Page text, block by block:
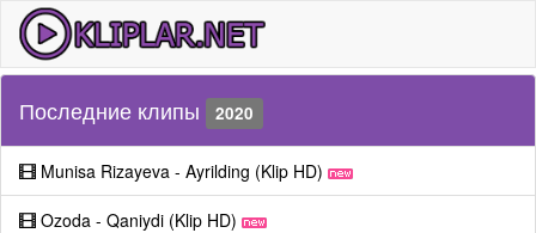
Последние клипы 2020
Munisa Rizayeva - Ayrilding (Klip HD)
Ozoda - Qaniydi (Klip HD)